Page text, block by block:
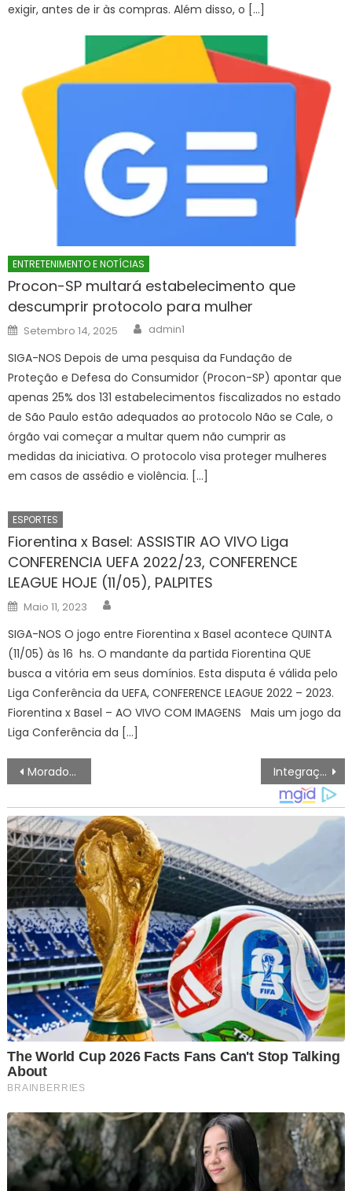
exigir, antes de ir às compras. Além disso, o […]
ENTRETENIMENTO E NOTÍCIAS
Procon-SP multará estabelecimento que
descumprir protocolo para mulher
Posted
on
Setembro 14, 2025 Author
admin1
SIGA-NOS Depois de uma pesquisa da Fundação de
Proteção e Defesa do Consumidor (Procon-SP) apontar que
apenas 25% dos 131 estabelecimentos fiscalizados no estado
de São Paulo estão adequados ao protocolo Não se Cale, o
órgão vai começar a multar quem não cumprir as
medidas da iniciativa. O protocolo visa proteger mulheres
em casos de assédio e violência. […]
ESPORTES
Fiorentina x Basel: ASSISTIR AO VIVO Liga
CONFERENCIA UEFA 2022/23, CONFERENCE
LEAGUE HOJE (11/05), PALPITES
Posted
on
Maio 11, 2023
SIGA-NOS O jogo entre Fiorentina x Basel acontece QUINTA
(11/05) às 16 hs. O mandante da partida Fiorentina QUE
busca a vitória em seus domínios. Esta disputa é válida pelo
Liga Conferência da UEFA, CONFERENCE LEAGUE 2022 – 2023.
Fiorentina x Basel – AO VIVO COM IMAGENS Mais um jogo da
Liga Conferência da […]
Navegação
de
artigos
Moradores sentiram cheiro de gás 3 horas antes da explosão no Jaguaré Integração do Bilhete Único Carioca passa a ser feito exclusivamente pelo cartão Jaé preto ou QR Code – Prefeitura da Cidade do Rio de Janeiro